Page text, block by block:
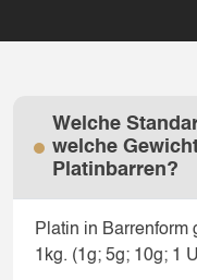
Welche
welche
Platinbarren?
Platin in Barrenform
1kg. (1g; 5g; 10g; 1